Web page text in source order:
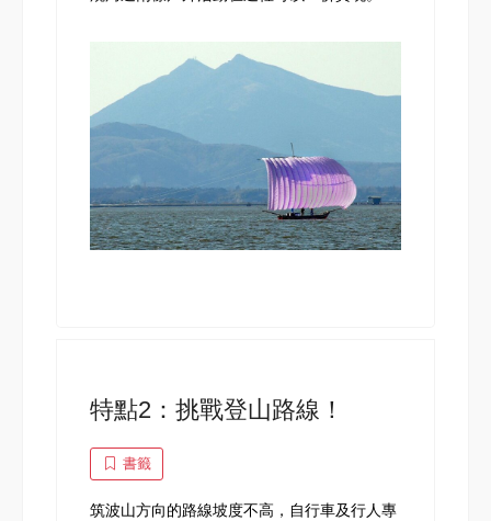
特點2：挑戰登山路線！
書籤
筑波山方向的路線坡度不高，自行車及行人專